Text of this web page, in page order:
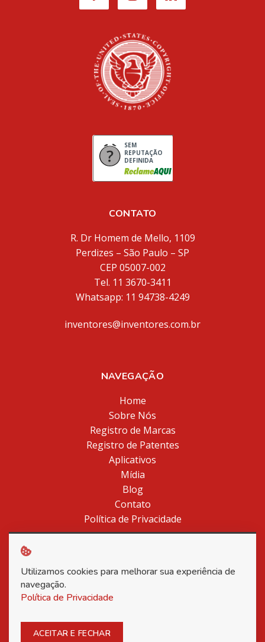
SEM
REPUTAÇÃO
DEFINIDA
CONTATO
R. Dr Homem de Mello, 1109
Perdizes – São Paulo – SP
CEP 05007-002
Tel. 11 3670-3411
Whatsapp: 11 94738-4249
inventores@inventores.com.br
NAVEGAÇÃO
Home
Sobre Nós
Registro de Marcas
Registro de Patentes
Aplicativos
Mídia
Blog
Contato
Política de Privacidade
Copyright © 2026 Associação Nacional dos Inventores -
Todos os direitos reservados.
Utilizamos cookies para melhorar sua experiência de
navegação.
Política de Privacidade
ACEITAR E FECHAR